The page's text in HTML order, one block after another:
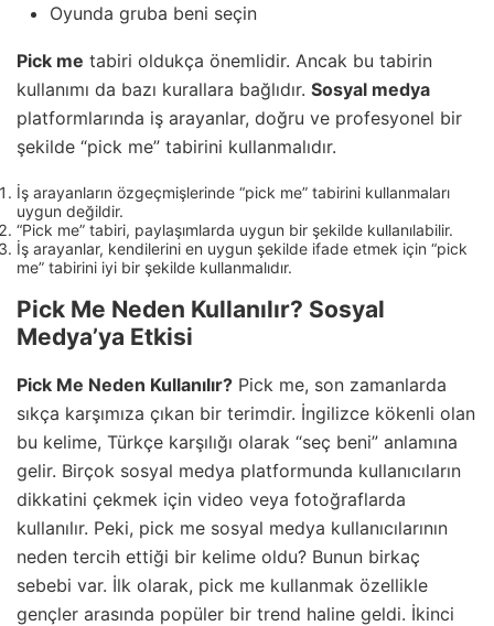
Oyunda gruba beni seçin
Pick me tabiri oldukça önemlidir. Ancak bu tabirin
kullanımı da bazı kurallara bağlıdır. Sosyal medya
platformlarında iş arayanlar, doğru ve profesyonel bir
şekilde “pick me” tabirini kullanmalıdır.
İş arayanların özgeçmişlerinde “pick me” tabirini kullanmaları
uygun değildir.
“Pick me” tabiri, paylaşımlarda uygun bir şekilde kullanılabilir.
İş arayanlar, kendilerini en uygun şekilde ifade etmek için “pick
me” tabirini iyi bir şekilde kullanmalıdır.
Pick Me Neden Kullanılır? Sosyal
Medya’ya Etkisi
Pick Me Neden Kullanılır? Pick me, son zamanlarda
sıkça karşımıza çıkan bir terimdir. İngilizce kökenli olan
bu kelime, Türkçe karşılığı olarak “seç beni” anlamına
gelir. Birçok sosyal medya platformunda kullanıcıların
dikkatini çekmek için video veya fotoğraflarda
kullanılır. Peki, pick me sosyal medya kullanıcılarının
neden tercih ettiği bir kelime oldu? Bunun birkaç
sebebi var. İlk olarak, pick me kullanmak özellikle
gençler arasında popüler bir trend haline geldi. İkinci